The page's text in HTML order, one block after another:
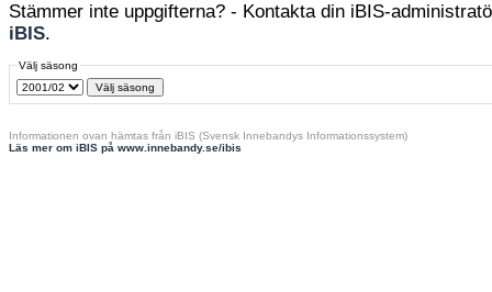
Stämmer inte uppgifterna? - Kontakta din iBIS-
iBIS.
Välj säsong
Informationen ovan hämtas från iBIS (Svensk Innebandys Informationssystem)
Läs mer om iBIS på www.innebandy.se/ibis